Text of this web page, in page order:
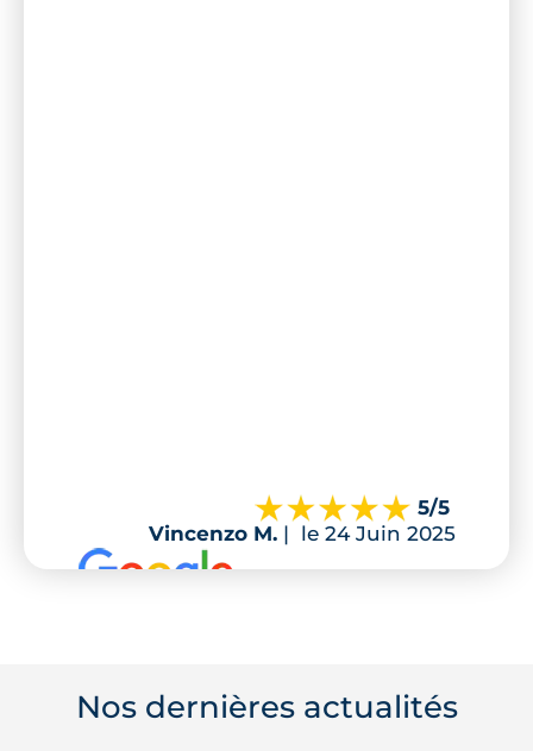
5/5
Vincenzo M. | le 24 Juin 2025
Nos dernières actualités